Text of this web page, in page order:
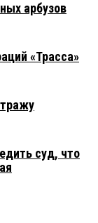
арбузов
«Трасса»
суд, что